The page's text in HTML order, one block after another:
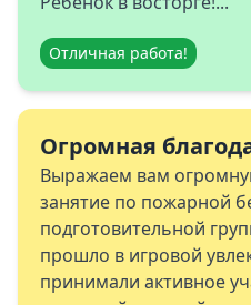
Отличная работа!
Огромная
Выражаем вам
занятие по пожарной
подготовительной
прошло в игровой
принимали активное